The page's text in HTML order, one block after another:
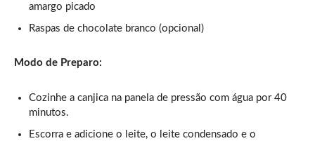
amargo picado
Raspas de chocolate branco (opcional)
Modo de Preparo:
Cozinhe a canjica na panela de pressão com água por 40
minutos.
Escorra e adicione o leite, o leite condensado e o